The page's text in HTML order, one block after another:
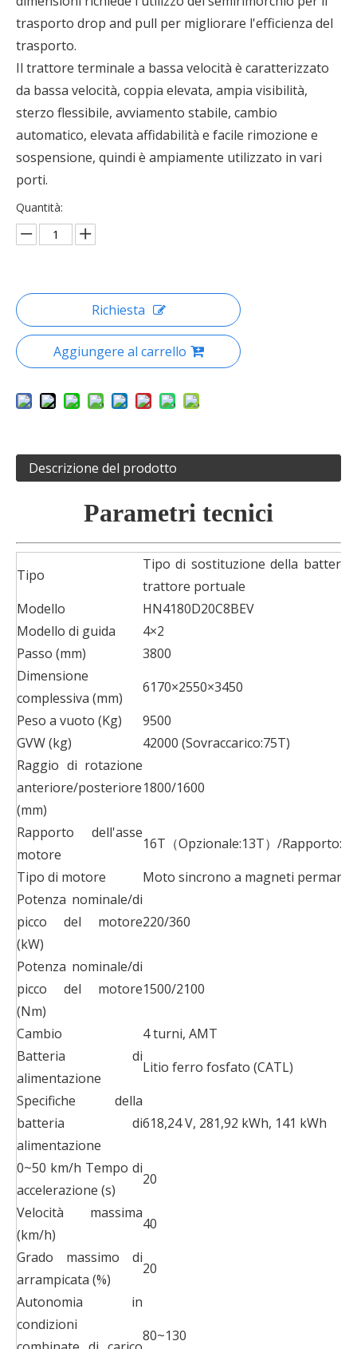
trasporto drop and pull per migliorare l'efficienza del
trasporto.
Il trattore terminale a bassa velocità è caratterizzato
da bassa velocità, coppia elevata, ampia visibilità,
sterzo flessibile, avviamento stabile, cambio
automatico, elevata affidabilità e facile rimozione e
sospensione, quindi è ampiamente utilizzato in vari
porti.
Quantità:
Richiesta
Aggiungere al carrello
Descrizione del prodotto
Parametri tecnici
Tipo
Tipo di sostituzione della batteria
trattore portuale
Modello
HN4180D20C8BEV
Modello di guida
4×2
Passo (mm)
3800
Dimensione
complessiva (mm)
6170×2550×3450
Peso a vuoto (Kg)
9500
GVW (kg)
42000 (Sovraccarico:75T)
Raggio di rotazione
anteriore/posteriore
(mm)
1800/1600
Rapporto dell'asse
motore
16T（Opzionale:13T）/
Tipo di motore
Moto sincrono a magneti
Potenza nominale/di
picco del motore
(kW)
220/360
Potenza nominale/di
picco del motore
(Nm)
1500/2100
Cambio
4 turni, AMT
Batteria di
alimentazione
Litio ferro fosfato (CATL)
Specifiche della
batteria di
alimentazione
618,24 V, 281,92 kWh, 141 kWh
0~50 km/h Tempo di
accelerazione (s)
20
Velocità massima
(km/h)
40
Grado massimo di
arrampicata (%)
20
Autonomia in
condizioni
80~130